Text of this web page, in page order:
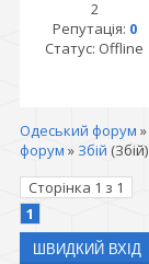
2
Репутація: 0
Статус: Offline
Одеський форум »
форум » Збій (Збій)
Сторінка 1 з 1
1